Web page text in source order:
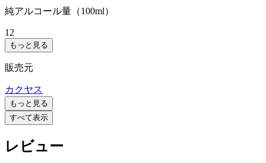
純アルコール量（100ml）
12
もっと見る
販売元
カクヤス
もっと見る
すべて表示
レビュー